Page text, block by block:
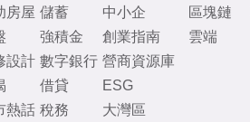
房屋
設計
熱話
儲蓄
強積金
數字銀行
借貸
稅務
中小企
創業指南
營商資源庫
ESG
大灣區
區塊鏈
雲端